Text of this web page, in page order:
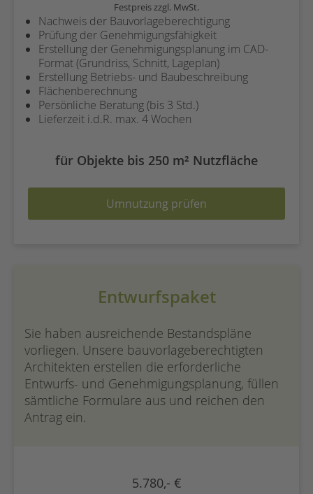
Festpreis zzgl. MwSt.
Nachweis der Bauvorlage­berechtigung
Prüfung der Genehmigungs­fähigkeit
Erstellung der Genehmigungs­planung im CAD-
Format (Grundriss, Schnitt, Lageplan)
Erstellung Betriebs- und Baubeschreibung
Flächenberechnung
Persönliche Beratung (bis 3 Std.)
Lieferzeit i.d.R. max. 4 Wochen
für Objekte bis 250 m² Nutzfläche
Umnutzung prüfen
Entwurfspaket
Sie haben ausreichende Bestandspläne
vorliegen. Unsere bauvorlageberechtigten
Architekten erstellen die erforderliche
Entwurfs- und Genehmigungsplanung, füllen
sämtliche Formulare aus und reichen den
Antrag ein.
5.780,- €